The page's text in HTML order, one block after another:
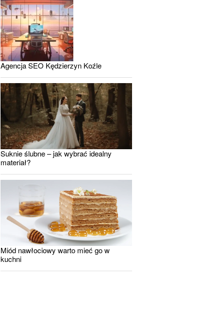
Agencja SEO Kędzierzyn Koźle
Suknie ślubne – jak wybrać idealny
materiał?
Miód nawłociowy warto mieć go w
kuchni